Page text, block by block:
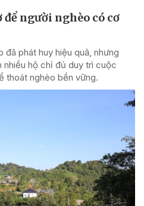
người nghèo có cơ
đã phát huy hiệu quả, nhưng
nhiều hộ chỉ đủ duy trì cuộc
thoát nghèo bền vững.